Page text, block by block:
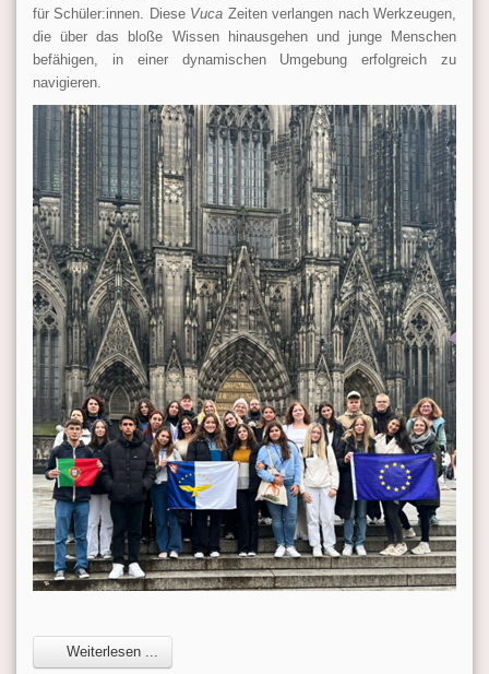
für Schüler:innen. Diese Vuca Zeiten verlangen nach Werkzeugen,
die über das bloße Wissen hinausgehen und junge Menschen
befähigen, in einer dynamischen Umgebung erfolgreich zu
navigieren.
Weiterlesen ...